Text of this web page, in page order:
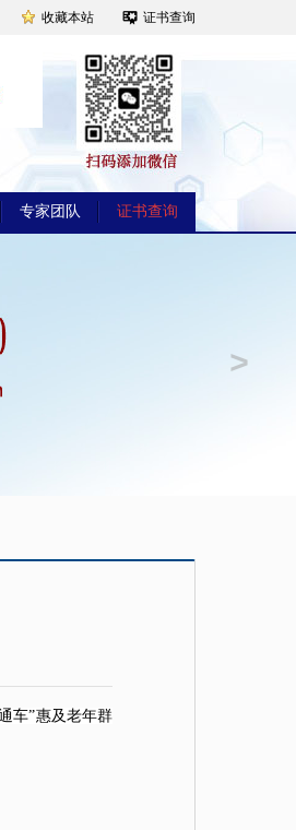
收藏本站 证书查询
专家团队 证书查询
车”惠及老年群